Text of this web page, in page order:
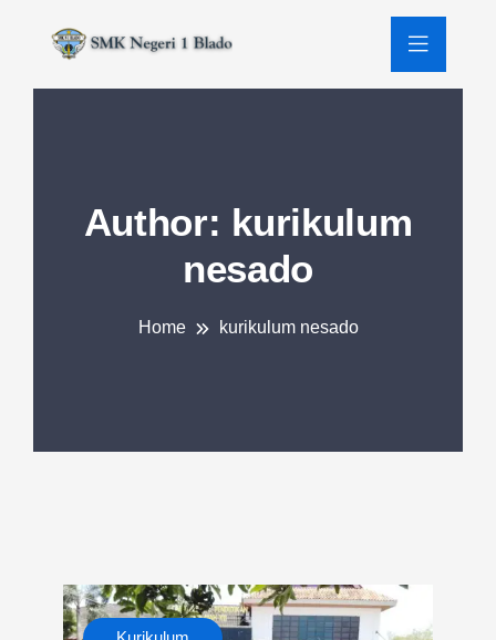
Author: kurikulum
nesado
Home kurikulum nesado